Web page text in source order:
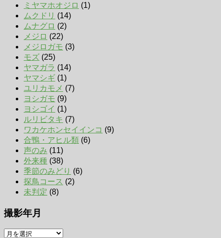
ミヤマホオジロ (1)
ムクドリ (14)
ムナグロ (2)
メジロ (22)
メジロガモ (3)
モズ (25)
ヤマガラ (14)
ヤマシギ (1)
ユリカモメ (7)
ヨシガモ (9)
ヨシゴイ (1)
ルリビタキ (7)
ワカケホンセイインコ (9)
合鴨・アヒル類 (6)
声のみ (11)
外来種 (38)
季節のみどり (6)
探鳥コース (2)
未判定 (8)
撮影年月
撮